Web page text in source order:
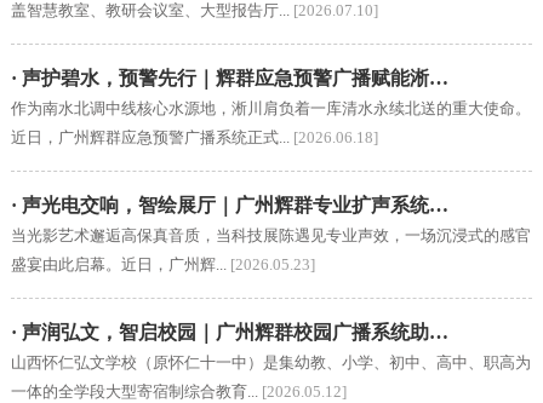
盖智慧教室、教研会议室、大型报告厅... [2026.07.10]
· 声护碧水，预警先行｜辉群应急预警广播赋能淅…
作为南水北调中线核心水源地，淅川肩负着一库清水永续北送的重大使命。
近日，广州辉群应急预警广播系统正式... [2026.06.18]
· 声光电交响，智绘展厅｜广州辉群专业扩声系统…
当光影艺术邂逅高保真音质，当科技展陈遇见专业声效，一场沉浸式的感官
盛宴由此启幕。近日，广州辉... [2026.05.23]
· 声润弘文，智启校园｜广州辉群校园广播系统助…
山西怀仁弘文学校（原怀仁十一中）是集幼教、小学、初中、高中、职高为
一体的全学段大型寄宿制综合教育... [2026.05.12]